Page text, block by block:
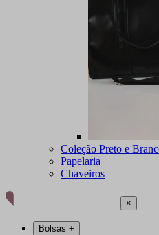
Coleção Preto e
Papelaria
Chaveiros
×
Bolsas +